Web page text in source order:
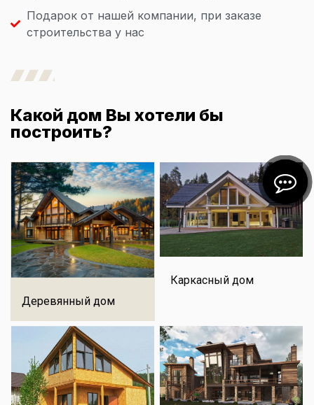
Подарок от нашей компании, при заказе
строительства у нас
Какой дом Вы хотели бы
построить?
Деревянный дом
Каркасный дом